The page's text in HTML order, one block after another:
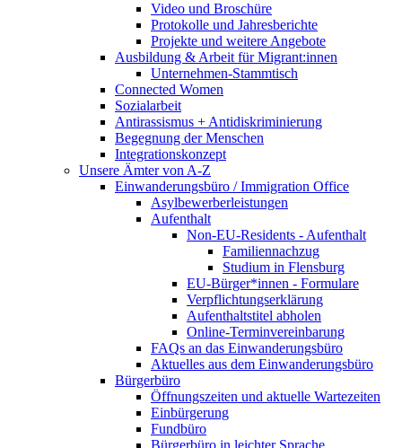
Video und Broschüre
Protokolle und Jahresberichte
Projekte und weitere Angebote
Ausbildung & Arbeit für Migrant:innen
Unternehmen-Stammtisch
Connected Women
Sozialarbeit
Antirassismus + Antidiskriminierung
Begegnung der Menschen
Integrationskonzept
Unsere Ämter von A-Z
Einwanderungsbüro / Immigration Office
Asylbewerberleistungen
Aufenthalt
Non-EU-Residents - Aufenthalt
Familiennachzug
Studium in Flensburg
EU-Bürger*innen - Formulare
Verpflichtungserklärung
Aufenthaltstitel abholen
Online-Terminvereinbarung
FAQs an das Einwanderungsbüro
Aktuelles aus dem Einwanderungsbüro
Bürgerbüro
Öffnungszeiten und aktuelle Wartezeiten
Einbürgerung
Fundbüro
Bürgerbüro in leichter Sprache